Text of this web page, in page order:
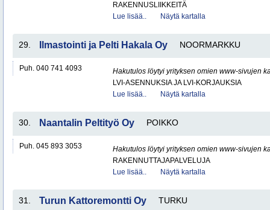
RAKENNUSLIIKKEITÄ
Lue lisää..
Näytä kartalla
29. Ilmastointi ja Pelti Hakala Oy NOORMARKKU
Puh. 040 741 4093
Hakutulos löytyi yrityksen omien www-sivujen
LVI-ASENNUKSIA JA LVI-KORJAUKSIA
Lue lisää..
Näytä kartalla
30. Naantalin Peltityö Oy POIKKO
Puh. 045 893 3053
Hakutulos löytyi yrityksen omien www-sivujen
RAKENNUTTAJAPALVELUJA
Lue lisää..
Näytä kartalla
31. Turun Kattoremontti Oy TURKU